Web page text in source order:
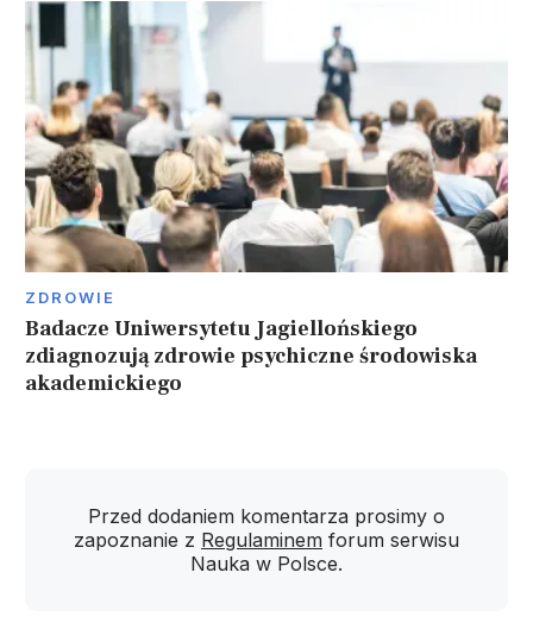
ZDROWIE
Badacze Uniwersytetu Jagiellońskiego
zdiagnozują zdrowie psychiczne środowiska
akademickiego
Przed dodaniem komentarza prosimy o
zapoznanie z Regulaminem forum serwisu
Nauka w Polsce.